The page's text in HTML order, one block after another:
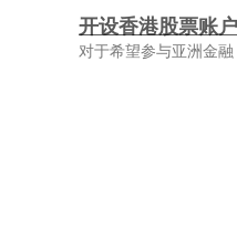
开设香港股票账
对于希望参与亚洲金融